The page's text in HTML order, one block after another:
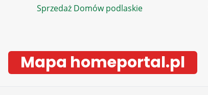
Sprzedaż Domów podlaskie
Mapa homeportal.pl